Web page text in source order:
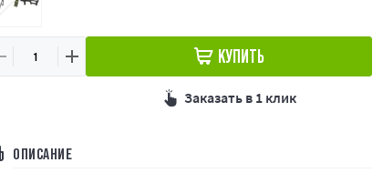
КУПИТЬ
Заказать в 1 клик
ОПИСАНИЕ